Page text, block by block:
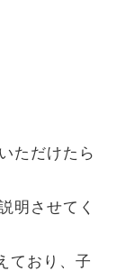
ただけたら
明させてく
ており、子